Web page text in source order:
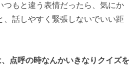
つもと違う表情だったら、気にか
、話しやすく緊張しないでいい距
、点呼の時なんかいきなりクイズを